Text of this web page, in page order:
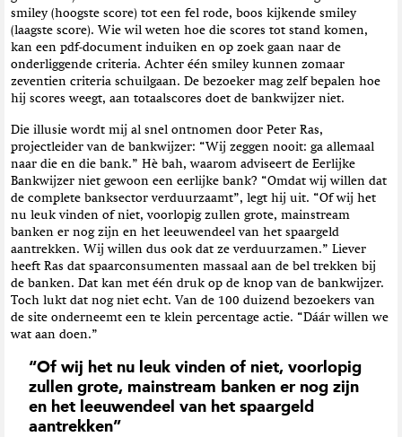
smiley (hoogste score) tot een fel rode, boos kijkende smiley
(laagste score). Wie wil weten hoe die scores tot stand komen,
kan een pdf-document induiken en op zoek gaan naar de
onderliggende criteria. Achter één smiley kunnen zomaar
zeventien criteria schuilgaan. De bezoeker mag zelf bepalen hoe
hij scores weegt, aan totaalscores doet de bankwijzer niet.
Die illusie wordt mij al snel ontnomen door Peter Ras,
projectleider van de bankwijzer: “Wij zeggen nooit: ga allemaal
naar die en die bank.” Hè bah, waarom adviseert de Eerlijke
Bankwijzer niet gewoon een eerlijke bank? “Omdat wij willen dat
de complete banksector verduurzaamt”, legt hij uit. “Of wij het
nu leuk vinden of niet, voorlopig zullen grote, mainstream
banken er nog zijn en het leeuwendeel van het spaargeld
aantrekken. Wij willen dus ook dat ze verduurzamen.” Liever
heeft Ras dat spaarconsumenten massaal aan de bel trekken bij
de banken. Dat kan met één druk op de knop van de bankwijzer.
Toch lukt dat nog niet echt. Van de 100 duizend bezoekers van
de site onderneemt een te klein percentage actie. “Dáár willen we
wat aan doen.”
“Of wij het nu leuk vinden of niet, voorlopig
zullen grote, mainstream banken er nog zijn
en het leeuwendeel van het spaargeld
aantrekken”